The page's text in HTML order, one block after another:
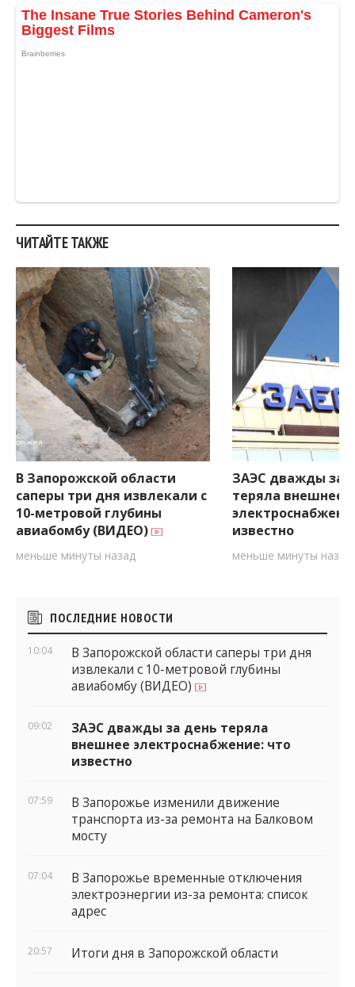
ЧИТАЙТЕ ТАКЖЕ
В Запорожской области
саперы три дня извлекали с
10-метровой глубины
авиабомбу (ВИДЕО)
меньше минуты назад
ЗАЭС дважды за
теряла внешнее
известно
меньше минуты назад
Боковые
виджеты
ПОСЛЕДНИЕ НОВОСТИ
10:04
В Запорожской области саперы три дня
извлекали с 10-метровой глубины
авиабомбу (ВИДЕО)
09:02
ЗАЭС дважды за день теряла
внешнее электроснабжение: что
известно
07:59
В Запорожье изменили движение
транспорта из-за ремонта на Балковом
мосту
07:04
В Запорожье временные отключения
электроэнергии из-за ремонта: список
адрес
20:57 Итоги дня в Запорожской области